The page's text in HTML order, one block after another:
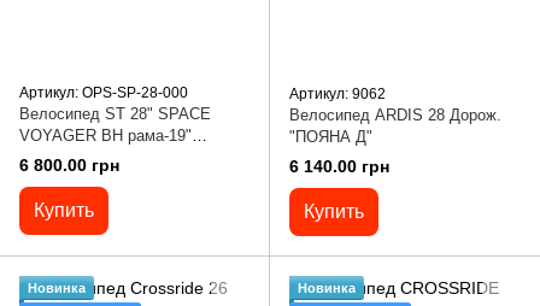
Артикул: OPS-SP-28-000
Велосипед ST 28" SPACE
VOYAGER BH рама-19"
зеленый 2024 крылья, крыло
пер., крыло зад., подножка,
звонок
6 800.00 грн
Купить
Артикул: 9062
Велосипед ARDIS 28 Дорож.
"ПОЯНА Д"
6 140.00 грн
Купить
Новинка
Новинка